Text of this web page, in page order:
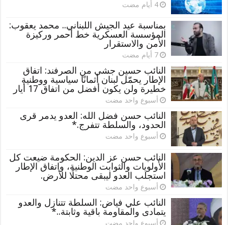
‏4 أيام مضت
بمناسبة عيد الجيش اللبناني.. محمد يعقوب:
المؤسسة العسكرية خط أحمر وركيزة
الأمن والاستقرار
‏7 أيام مضت
النائب حسين جشي من الصرفند: اتفاق
الإطار يحمّل لبنان أثمانًا سياسية ووطنية
خطيرة ولن يكون أفضل من اتفاق 17 أيار
‏أسبوع واحد مضت
النائب حسن فضل الله: العدو يدمر قرى
الحدود، والسلطة تتفرج.*
‏أسبوع واحد مضت
النائب حسن عز الدين: الحكومة ضيعت كل
الأولويات والثوابت الوطنية، واتفاق الإطار
استجلب العدو ليبقى محتلًا للأرض.
‏أسبوع واحد مضت
النائب علي فياض: السلطة تتنازل والعدو
يتمادى والمقاومة باقية وثابتة..*
‏أسبوع واحد مضت